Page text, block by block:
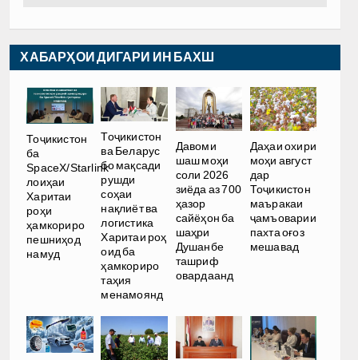
ХАБАРҲОИ ДИГАРИ ИН БАХШ
Тоҷикистон
ба
SpaceX/Starlink
лоиҳаи
Харитаи
роҳи
ҳамкориро
пешниҳод
намуд
Тоҷикистон
ва Беларус
бо мақсади
рушди
соҳаи
нақлиёт ва
логистика
Харитаи роҳ
оид ба
ҳамкориро
таҳия
менамоянд
Давоми
шаш моҳи
соли 2026
зиёда аз 700
ҳазор
сайёҳон ба
шаҳри
Душанбе
ташриф
овардаанд
Даҳаи охири
моҳи август
дар
Тоҷикистон
маъракаи
ҷамъоварии
пахта оғоз
мешавад